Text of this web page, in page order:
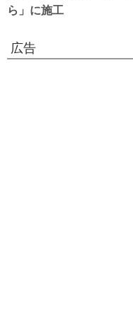
ら」に施工
広告